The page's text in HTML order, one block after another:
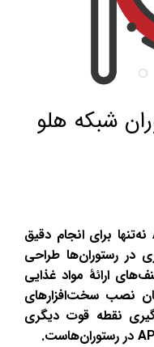
شبکه هلو
نرم‌افزار حسابداری رستوران هلو APEX نه‌تنها برای انجام دقیق
در رستوران‌ها طراحی
ارائهٔ مواد غذایی
نصب سخت‌افزارهای
نقطه قوت دیگری